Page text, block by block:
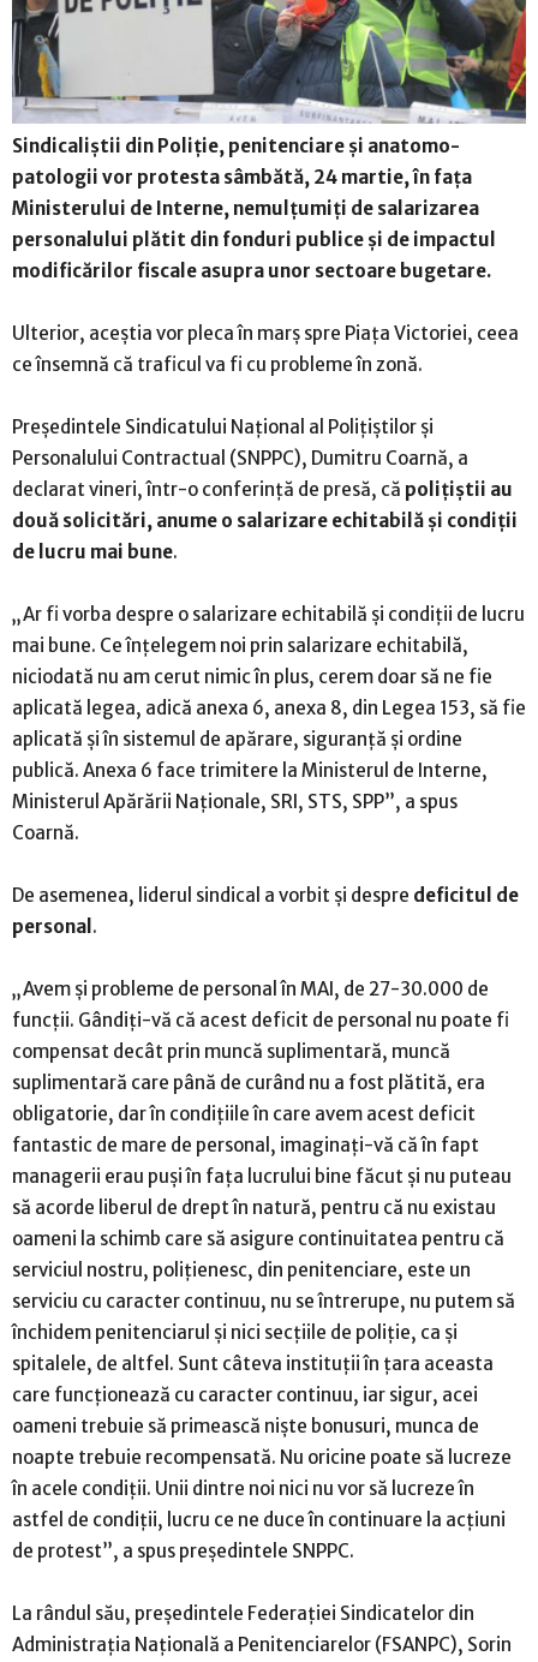
Sindicaliştii din Poliţie, penitenciare şi anatomo-
patologii vor protesta sâmbătă, 24 martie, în faţa
Ministerului de Interne, nemulţumiţi de salarizarea
personalului plătit din fonduri publice şi de impactul
modificărilor fiscale asupra unor sectoare bugetare.
Ulterior, aceştia vor pleca în marş spre Piaţa Victoriei, ceea
ce însemnă că traficul va fi cu probleme în zonă.
Preşedintele Sindicatului Naţional al Poliţiştilor şi
Personalului Contractual (SNPPC), Dumitru Coarnă, a
declarat vineri, într-o conferinţă de presă, că poliţiştii au
două solicitări, anume o salarizare echitabilă şi condiţii
de lucru mai bune.
„Ar fi vorba despre o salarizare echitabilă şi condiţii de lucru
mai bune. Ce înţelegem noi prin salarizare echitabilă,
niciodată nu am cerut nimic în plus, cerem doar să ne fie
aplicată legea, adică anexa 6, anexa 8, din Legea 153, să fie
aplicată şi în sistemul de apărare, siguranţă şi ordine
publică. Anexa 6 face trimitere la Ministerul de Interne,
Ministerul Apărării Naţionale, SRI, STS, SPP”, a spus
Coarnă.
De asemenea, liderul sindical a vorbit şi despre deficitul de
personal .
„Avem şi probleme de personal în MAI, de 27-30.000 de
funcţii. Gândiţi-vă că acest deficit de personal nu poate fi
compensat decât prin muncă suplimentară, muncă
suplimentară care până de curând nu a fost plătită, era
obligatorie, dar în condiţiile în care avem acest deficit
fantastic de mare de personal, imaginaţi-vă că în fapt
managerii erau puşi în faţa lucrului bine făcut şi nu puteau
să acorde liberul de drept în natură, pentru că nu existau
oameni la schimb care să asigure continuitatea pentru că
serviciul nostru, poliţienesc, din penitenciare, este un
serviciu cu caracter continuu, nu se întrerupe, nu putem să
închidem penitenciarul şi nici secţiile de poliţie, ca şi
spitalele, de altfel. Sunt câteva instituţii în ţara aceasta
care funcţionează cu caracter continuu, iar sigur, acei
oameni trebuie să primească nişte bonusuri, munca de
noapte trebuie recompensată. Nu oricine poate să lucreze
în acele condiţii. Unii dintre noi nici nu vor să lucreze în
astfel de condiţii, lucru ce ne duce în continuare la acţiuni
de protest”, a spus preşedintele SNPPC.
La rândul său, preşedintele Federaţiei Sindicatelor din
Administraţia Naţională a Penitenciarelor (FSANPC), Sorin